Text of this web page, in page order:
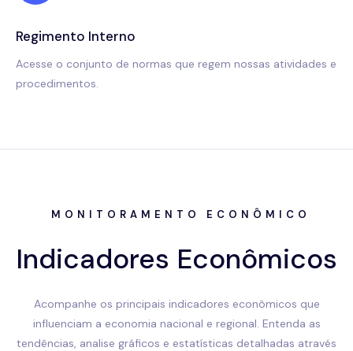
Regimento Interno
Acesse o conjunto de normas que regem nossas atividades e
procedimentos.
MONITORAMENTO ECONÔMICO
Indicadores Econômicos
Acompanhe os principais indicadores econômicos que
influenciam a economia nacional e regional. Entenda as
tendências, analise gráficos e estatísticas detalhadas através